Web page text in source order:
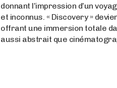
donnant l’impression d’un
et inconnus. « Discovery »
offrant une immersion totale
aussi abstrait que